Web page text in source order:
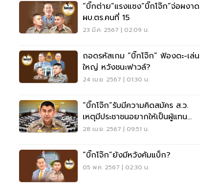
“บิ๊กต่าย”แรงแซง“บิ๊กโจ๊ก”จ่อผงาด
ผบ.ตร.คนที่ 15
23 มี.ค. 2567 | 02:09 น.
ถอดรหัสเกม “บิ๊กโจ๊ก” ฟ้องดะ-เล่น
ใหญ่ หวังชนะฟาวล์?
24 เม.ย. 2567 | 01:30 น.
“บิ๊กโจ๊ก”รับมีความคิดสมัคร ส.ว.
เหตุมีประชาชนอยากให้เป็นผู้แทน
ประชาชน
28 เม.ย. 2567 | 09:51 น.
“บิ๊กโจ๊ก”ยังมีหวังคัมแบ็ก?
05 พ.ค. 2567 | 02:30 น.